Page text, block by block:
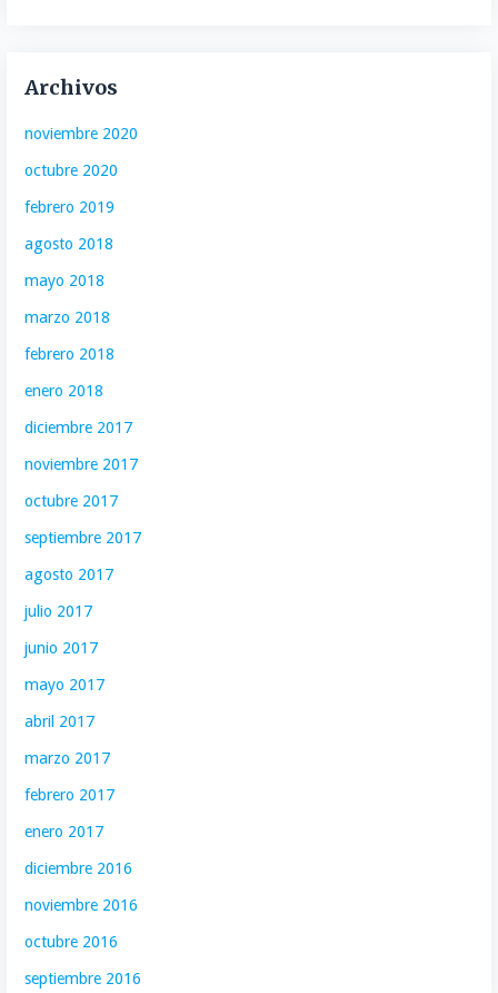
Archivos
noviembre 2020
octubre 2020
febrero 2019
agosto 2018
mayo 2018
marzo 2018
febrero 2018
enero 2018
diciembre 2017
noviembre 2017
octubre 2017
septiembre 2017
agosto 2017
julio 2017
junio 2017
mayo 2017
abril 2017
marzo 2017
febrero 2017
enero 2017
diciembre 2016
noviembre 2016
octubre 2016
septiembre 2016